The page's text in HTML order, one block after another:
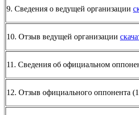
9. Сведения о ведущей организации
10. Отзыв ведущей организации
11. Сведения об официальном
12. Отзыв официального оппонента